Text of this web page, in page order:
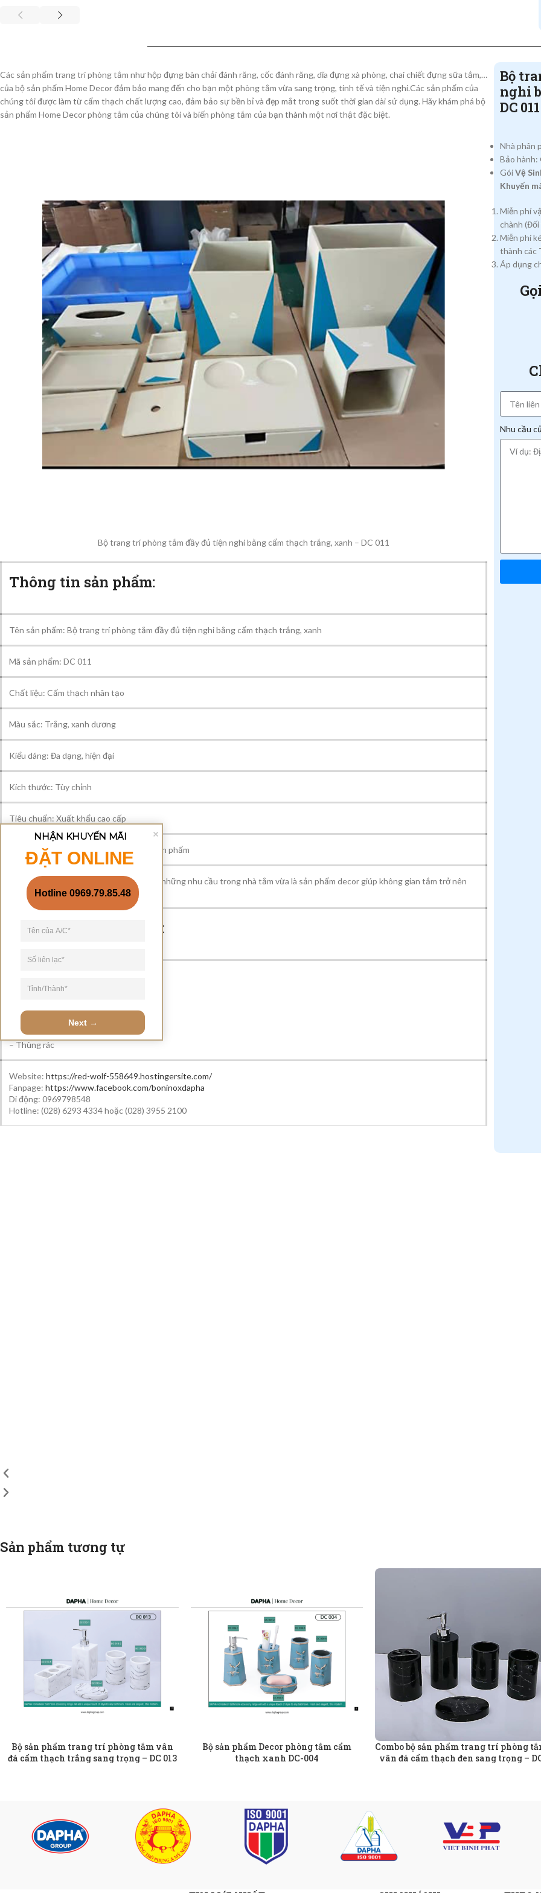
Các sản phẩm trang trí phòng tắm như hộp đựng bàn chải đánh răng, cốc đánh răng, dĩa đựng xà phòng, chai chiết đựng sữa tắm,…
của bộ sản phẩm Home Decor đảm bảo mang đến cho bạn một phòng tắm vừa sang trọng, tinh tế và tiện nghi.Các sản phẩm của
chúng tôi được làm từ cẩm thạch chất lượng cao, đảm bảo sự bền bỉ và đẹp mắt trong suốt thời gian dài sử dụng. Hãy khám phá bộ
sản phẩm Home Decor phòng tắm của chúng tôi và biến phòng tắm của bạn thành một nơi thật đặc biệt.
Bộ trang trí phòng tắm đầy đủ tiện nghi bằng cẩm thạch trắng, xanh – DC 011
Thông tin sản phẩm:
Tên sản phẩm: Bộ trang trí phòng tắm đầy đủ tiện nghi bằng cẩm thạch trắng, xanh
Mã sản phẩm: DC 011
Chất liệu: Cẩm thạch nhân tạo
Màu sắc: Trắng, xanh dương
Kiểu dáng: Đa dạng, hiện đại
Kích thước: Tùy chỉnh
Tiêu chuẩn: Xuất khẩu cao cấp
Số lượng sản phẩm có trong combo: 8 sản phẩm
Công dụng: Vừa là sản phẩm giúp tối ưu những nhu cầu trong nhà tắm vừa là sản phẩm decor giúp không gian tắm trở nên
sang trọng và tiện nghi hơn.
Bộ sản phẩm bao gồm:
– Hộp đựng khăn giấy
– Dĩa đựng xà phòng
– Cốc đánh răng
– Bình đựng xà phòng
– Thùng rác
Website: https://red-wolf-558649.hostingersite.com/
Fanpage: https://www.facebook.com/boninoxdapha
Di động: 0969798548
Hotline: (028) 6293 4334 hoặc (028) 3955 2100
Bộ
nghi
DC 011
Nhà phân
Bảo hành:
GóiVệ
Khuyến
Miễn phí
chành
Miễn phí
thành các
Áp dụng
Nhu cầu
Sản phẩm tương tự
Bộ sản phẩm trang trí phòng tắm vân
đá cẩm thạch trắng sang trọng – DC 013
Bộ sản phẩm Decor phòng tắm cẩm
thạch xanh DC-004
Combo bộ sản phẩm trang trí phòng
vân đá cẩm thạch đen sang trọng –
Next →
NHẬN KHUYẾN MÃI
ĐẶT ONLINE
Hotline 0969.79.85.48